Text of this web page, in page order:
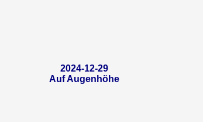
2024-12-29
Auf Augenhöhe